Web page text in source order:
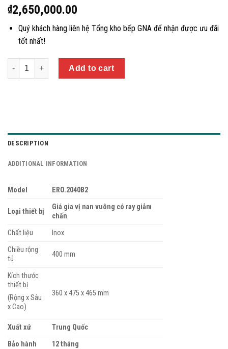
₫2,650,000.00
Quý khách hàng liên hệ Tổng kho bếp GNA để nhận được ưu đãi
tốt nhất!
Quantity
Add to cart
DESCRIPTION
ADDITIONAL INFORMATION
Model ERO.2040B2
Loại thiết bị
Giá gia vị nan vuông có ray giảm
chấn
Chất liệu
Inox
Chiều rộng
tủ
400 mm
Kích thước
thiết bị
(Rộng x Sâu
x Cao)
360 x 475 x 465 mm
Xuất xứ
Trung Quốc
Bảo hành
12 tháng